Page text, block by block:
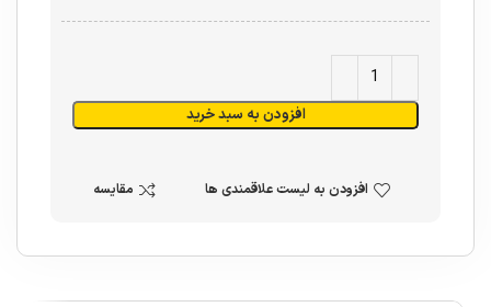
افزودن به سبد خرید
افزودن به لیست علاقمندی ها مقایسه